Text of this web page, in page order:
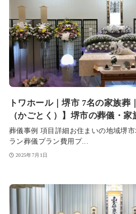
トワホール｜堺市 7名の家族葬
（かごとく）】堺市の葬儀・家
葬儀事例 項目詳細お住まいの地域堺
ラン葬儀プラン費用プ...
2025年7月1日